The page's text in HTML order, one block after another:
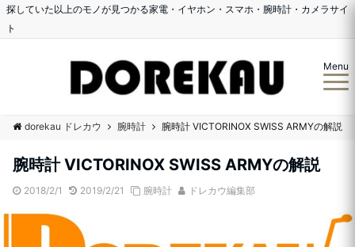
探していた以上のモノが見つかる家電・イヤホン・スマホ・腕時計・カメラサイ
ト
Menu
dorekau ドレカウ 腕時計 腕時計 VICTORINOX SWISS ARMYの解説
腕時計 VICTORINOX SWISS ARMYの解説
2018/2/1 2019/2/21 腕時計 ドレカウ編集部